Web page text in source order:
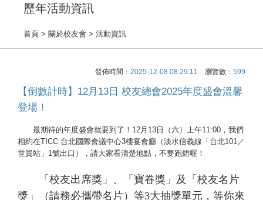
歷年活動資訊
首頁 > 關於校友會 > 活動資訊
發佈時間： 2025-12-08 08:29:11 瀏覽數： 599
【倒數計時】12月13日 校友總會2025年度盛會溫馨
登場！
最期待的年度盛會就要到了！12月13日（六）上午11:00，我們
相約在TICC 台北國際會議中心3樓宴會廳（淡水信義線「台北101／
世貿站」1號出口），請大家看清楚地點，不要跑錯喔！
「校友出席獎」、「寶眷獎」及「校友名片
獎」（請務必攜帶名片）等3大抽獎單元，等你來